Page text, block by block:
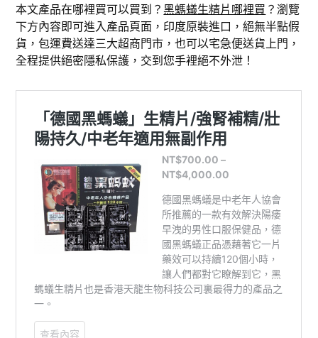
本文產品在哪裡買可以買到？黑螞蟻生精片哪裡買 ？瀏覽
下方內容即可進入產品頁面，印度原裝進口，絕無半點假
貨，包運費送達三大超商門市，也可以宅急便送貨上門，
全程提供絕密隱私保護，交到您手裡絕不外泄！